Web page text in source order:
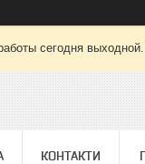
сегодня
КОНТАКТИ